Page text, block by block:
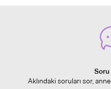
Aklındaki soruları sor,